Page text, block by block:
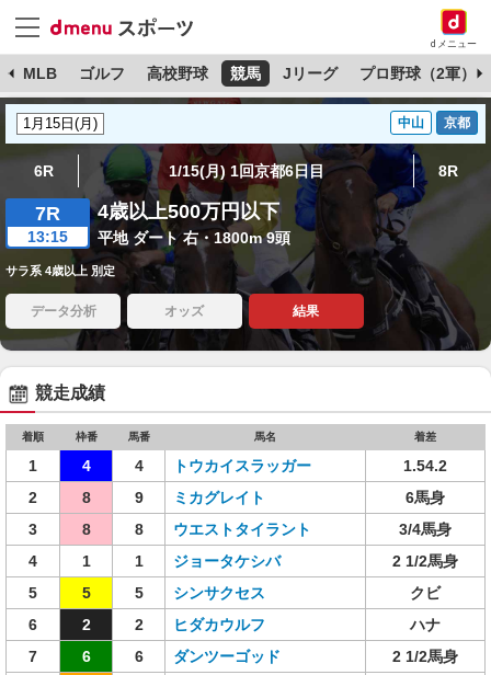
dメニュー
MLB ゴルフ 高校野球 競馬 Jリーグ プロ野球（2軍）
中山 京都
6R 1/15(月) 1回京都6日目 8R
7R
13:15
4歳以上500万円以下
平地 ダート 右・1800m 9頭
サラ系 4歳以上 別定
データ分析 オッズ 結果
競走成績
着順 枠番 馬番 馬名 着差
1 4 4 トウカイスラッガー
1.54.2
2
8 9 ミカグレイト
6馬身
3
8 8 ウエストタイラント
3/4馬身
4
1 1 ジョータケシバ
2 1/2馬身
5
5 5 シンサクセス
クビ
6
2 2 ヒダカウルフ
ハナ
7
6 6 ダンツーゴッド
2 1/2馬身